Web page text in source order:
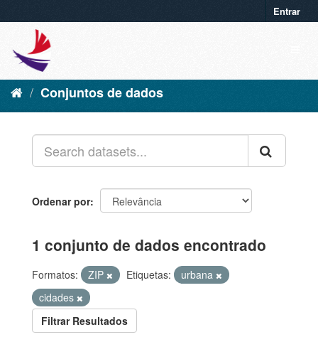
Entrar
Conjuntos de dados
Ordenar por
1 conjunto de dados encontrado
Formatos: ZIP Etiquetas:
urbana
cidades
Filtrar Resultados